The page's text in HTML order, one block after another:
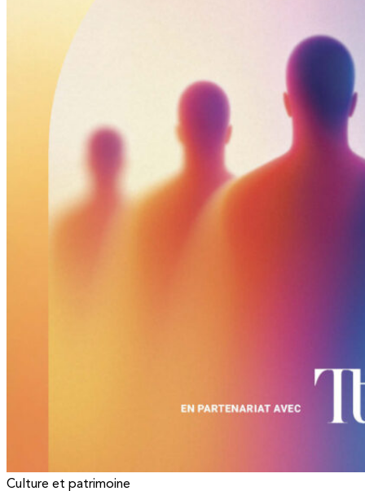
Culture et patrimoine